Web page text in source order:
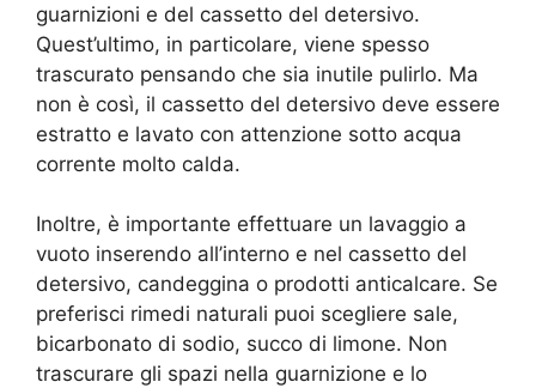
guarnizioni e del cassetto del detersivo.
Quest’ultimo, in particolare, viene spesso
trascurato pensando che sia inutile pulirlo. Ma
non è così, il cassetto del detersivo deve essere
estratto e lavato con attenzione sotto acqua
corrente molto calda.
Inoltre, è importante effettuare un lavaggio a
vuoto inserendo all’interno e nel cassetto del
detersivo, candeggina o prodotti anticalcare. Se
preferisci rimedi naturali puoi scegliere sale,
bicarbonato di sodio, succo di limone. Non
trascurare gli spazi nella guarnizione e lo